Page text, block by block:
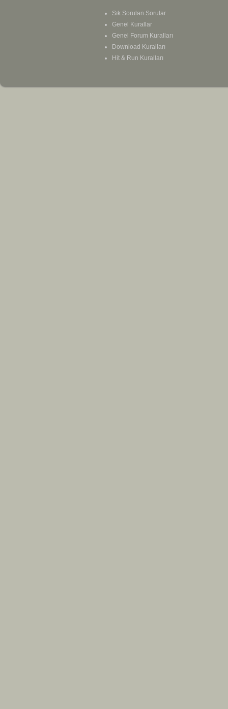
Sık Sorulan Sorular
Genel Kurallar
Genel Forum Kuralları
Download Kuralları
Hit & Run Kuralları